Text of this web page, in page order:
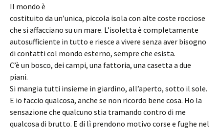
Il mondo è
costituito da un’unica, piccola isola con alte coste rocciose
che si affacciano su un mare. L’isoletta è completamente
autosufficiente in tutto e riesce a vivere senza aver bisogno
di contatti col mondo esterno, sempre che esista.
C’è un bosco, dei campi, una fattoria, una casetta a due
piani.
Si mangia tutti insieme in giardino, all’aperto, sotto il sole.
E io faccio qualcosa, anche se non ricordo bene cosa. Ho la
sensazione che qualcuno stia tramando contro di me
qualcosa di brutto. E di lì prendono motivo corse e fughe nel